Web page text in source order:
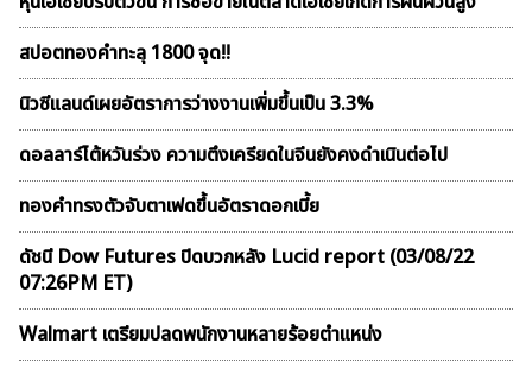
สปอตทองคำทะลุ 1800 จุด!!
นิวซีแลนด์เผยอัตราการว่างงานเพิ่มขึ้นเป็น 3.3%
ดอลลาร์ไต้หวันร่วง ความตึงเครียดในจีนยังคงดำเนินต่อไป
ทองคำทรงตัวจับตาเฟดขึ้นอัตราดอกเบี้ย
ดัชนี Dow Futures ปิดบวกหลัง Lucid report (03/08/22
07:26PM ET)
Walmart เตรียมปลดพนักงานหลายร้อยตำแหน่ง